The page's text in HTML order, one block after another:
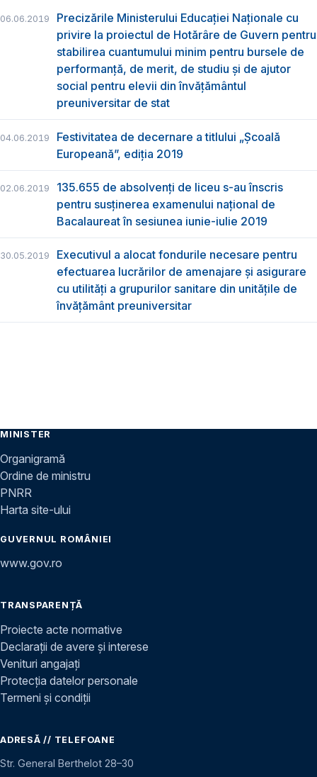
06.06.2019
Precizările Ministerului Educației Naționale cu
privire la proiectul de Hotărâre de Guvern pentru
stabilirea cuantumului minim pentru bursele de
performanță, de merit, de studiu și de ajutor
social pentru elevii din învățământul
preuniversitar de stat
04.06.2019
Festivitatea de decernare a titlului „Şcoală
Europeană”, ediția 2019
02.06.2019
135.655 de absolvenţi de liceu s-au înscris
pentru susţinerea examenului naţional de
Bacalaureat în sesiunea iunie-iulie 2019
30.05.2019
Executivul a alocat fondurile necesare pentru
efectuarea lucrărilor de amenajare și asigurare
cu utilități a grupurilor sanitare din unitățile de
învățământ preuniversitar
MINISTER
Organigramă
Ordine de ministru
PNRR
Harta site-ului
GUVERNUL ROMÂNIEI
www.gov.ro
TRANSPARENȚĂ
Proiecte acte normative
Declarații de avere și interese
Venituri angajați
Protecția datelor personale
Termeni și condiții
ADRESĂ // TELEFOANE
Str. General Berthelot 28–30